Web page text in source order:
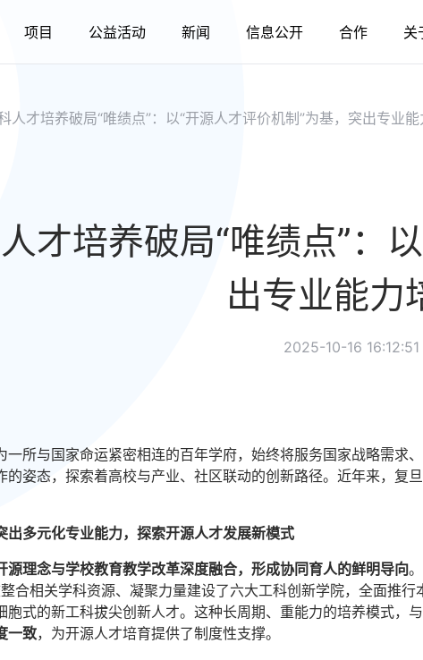
项目 公益活动 新闻 信息公开 合作 关
人才培养破局“唯绩点”：以“开源人才评价机制”为基，突出专业
才培养破局“唯绩点”：
出专业能力
2025-10-16 16:12:51
一所与国家命运紧密相连的百年学府，始终将服务国家战略需求
的姿态，探索着高校与产业、社区联动的创新路径。近年来，复
出多元化专业能力，探索开源人才发展新模式
源理念与学校教育教学改革深度融合，形成协同育人的鲜明导向
合相关学科资源、凝聚力量建设了六大工科创新学院，全面推
胞式的新工科拔尖创新人才。这种长周期、重能力的培养模式，
一致，为开源人才培育提供了制度性支撑。